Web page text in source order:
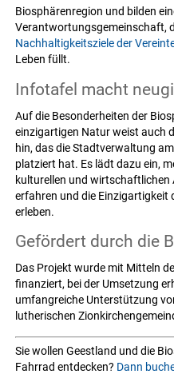
Biosphärenregion und bilden
Verantwortungsgemeinschaft,
Nachhaltigkeitsziele der
Leben füllt.
Infotafel macht
Auf die Besonderheiten der
einzigartigen Natur weist auch
hin, das die Stadtverwaltung
platziert hat. Es lädt dazu ein,
kulturellen und wirtschaftlichen
erfahren und die
erleben.
Gefördert durch die
Das Projekt wurde mit Mitteln
finanziert, bei der Umsetzung
umfangreiche Unterstützung
lutherischen
Sie wollen Geestland und die
Fahrrad entdecken? Dann